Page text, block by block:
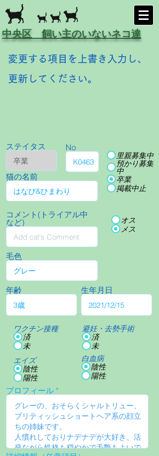
中央区 飼い主のいないネコ達
変更する項目を上書き入力し、
更新してください。
ステイタス No
猫の名前
里親募集中
預かり募集
中
卒業
掲載中止
コメント(トライアル中
など)
オス
メス
毛色
年齢
ワクチン接種
済
未
エイズ
陰性
陽性
生年月日
避妊・去勢手術
済
未
白血病
陰性
陽性
プロフィール